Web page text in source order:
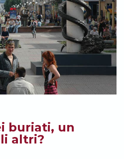
buriati, un
altri?